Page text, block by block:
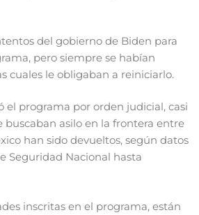
del gobierno de Biden para
pero siempre se habían
cuales le obligaban a reiniciarlo.
el programa por orden judicial, casi
asilo en la frontera entre
han sido devueltos, según datos
Seguridad Nacional hasta
inscritas en el programa, están